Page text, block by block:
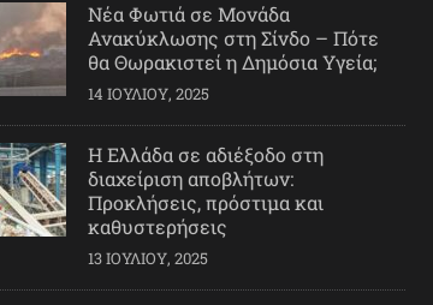
Νέα Φωτιά σε Μονάδα
Ανακύκλωσης στη Σίνδο – Πότε
θα Θωρακιστεί η Δημόσια Υγεία;
14 ΙΟΥΛΊΟΥ, 2025
Η Ελλάδα σε αδιέξοδο στη
διαχείριση αποβλήτων:
Προκλήσεις, πρόστιμα και
καθυστερήσεις
13 ΙΟΥΛΊΟΥ, 2025